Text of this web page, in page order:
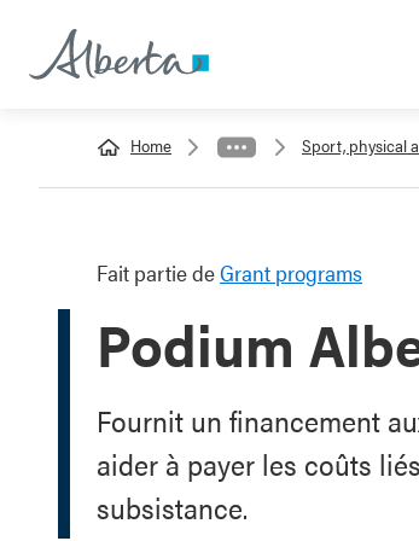
Home Sport, physical
Fait partie deGrant programs
Podium
Fournit un financement
aider à payer les coûts
subsistance.